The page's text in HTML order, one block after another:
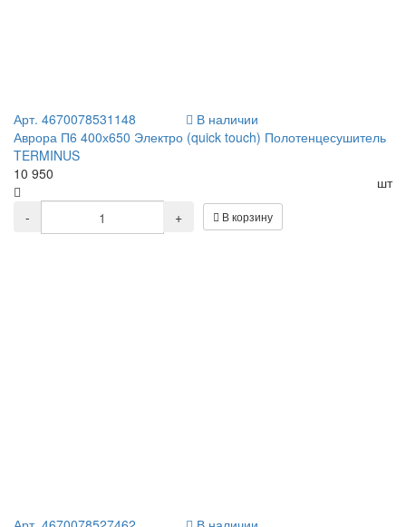
Арт. 4670078531148
В наличии
Аврора П6 400х650 Электро (quick touch) Полотенцесушитель
TERMINUS
10 950
шт
-
+ В корзину